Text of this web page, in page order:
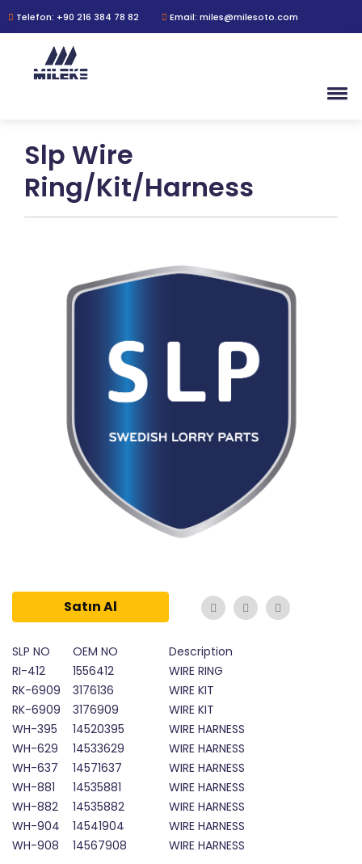
Telefon: +90 216 384 78 82 Email: miles@milesoto.com
Slp Wire
Ring/Kit/Harness
Satın Al
SLP NO OEM NO
Description
RI-412
1556412
WIRE RING
RK-6909
3176136
WIRE KIT
RK-6909
3176909
WIRE KIT
WH-395
14520395
WIRE HARNESS
WH-629
14533629
WIRE HARNESS
WH-637
14571637
WIRE HARNESS
WH-881
14535881
WIRE HARNESS
WH-882
14535882
WIRE HARNESS
WH-904
14541904
WIRE HARNESS
WH-908
14567908 WIRE HARNESS